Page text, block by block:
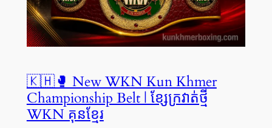
🇰🇭🥊 New WKN Kun Khmer
Championship Belt | ខ្សែក្រវាត់ថ្មី
WKN គុនខ្មែរ